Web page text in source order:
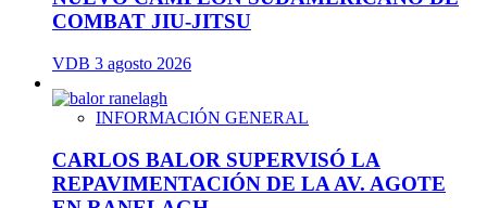
COMBAT JIU-JITSU
VDB 3 agosto 2026
INFORMACIÓN GENERAL
CARLOS BALOR SUPERVISÓ LA
REPAVIMENTACIÓN DE LA AV. AGOTE